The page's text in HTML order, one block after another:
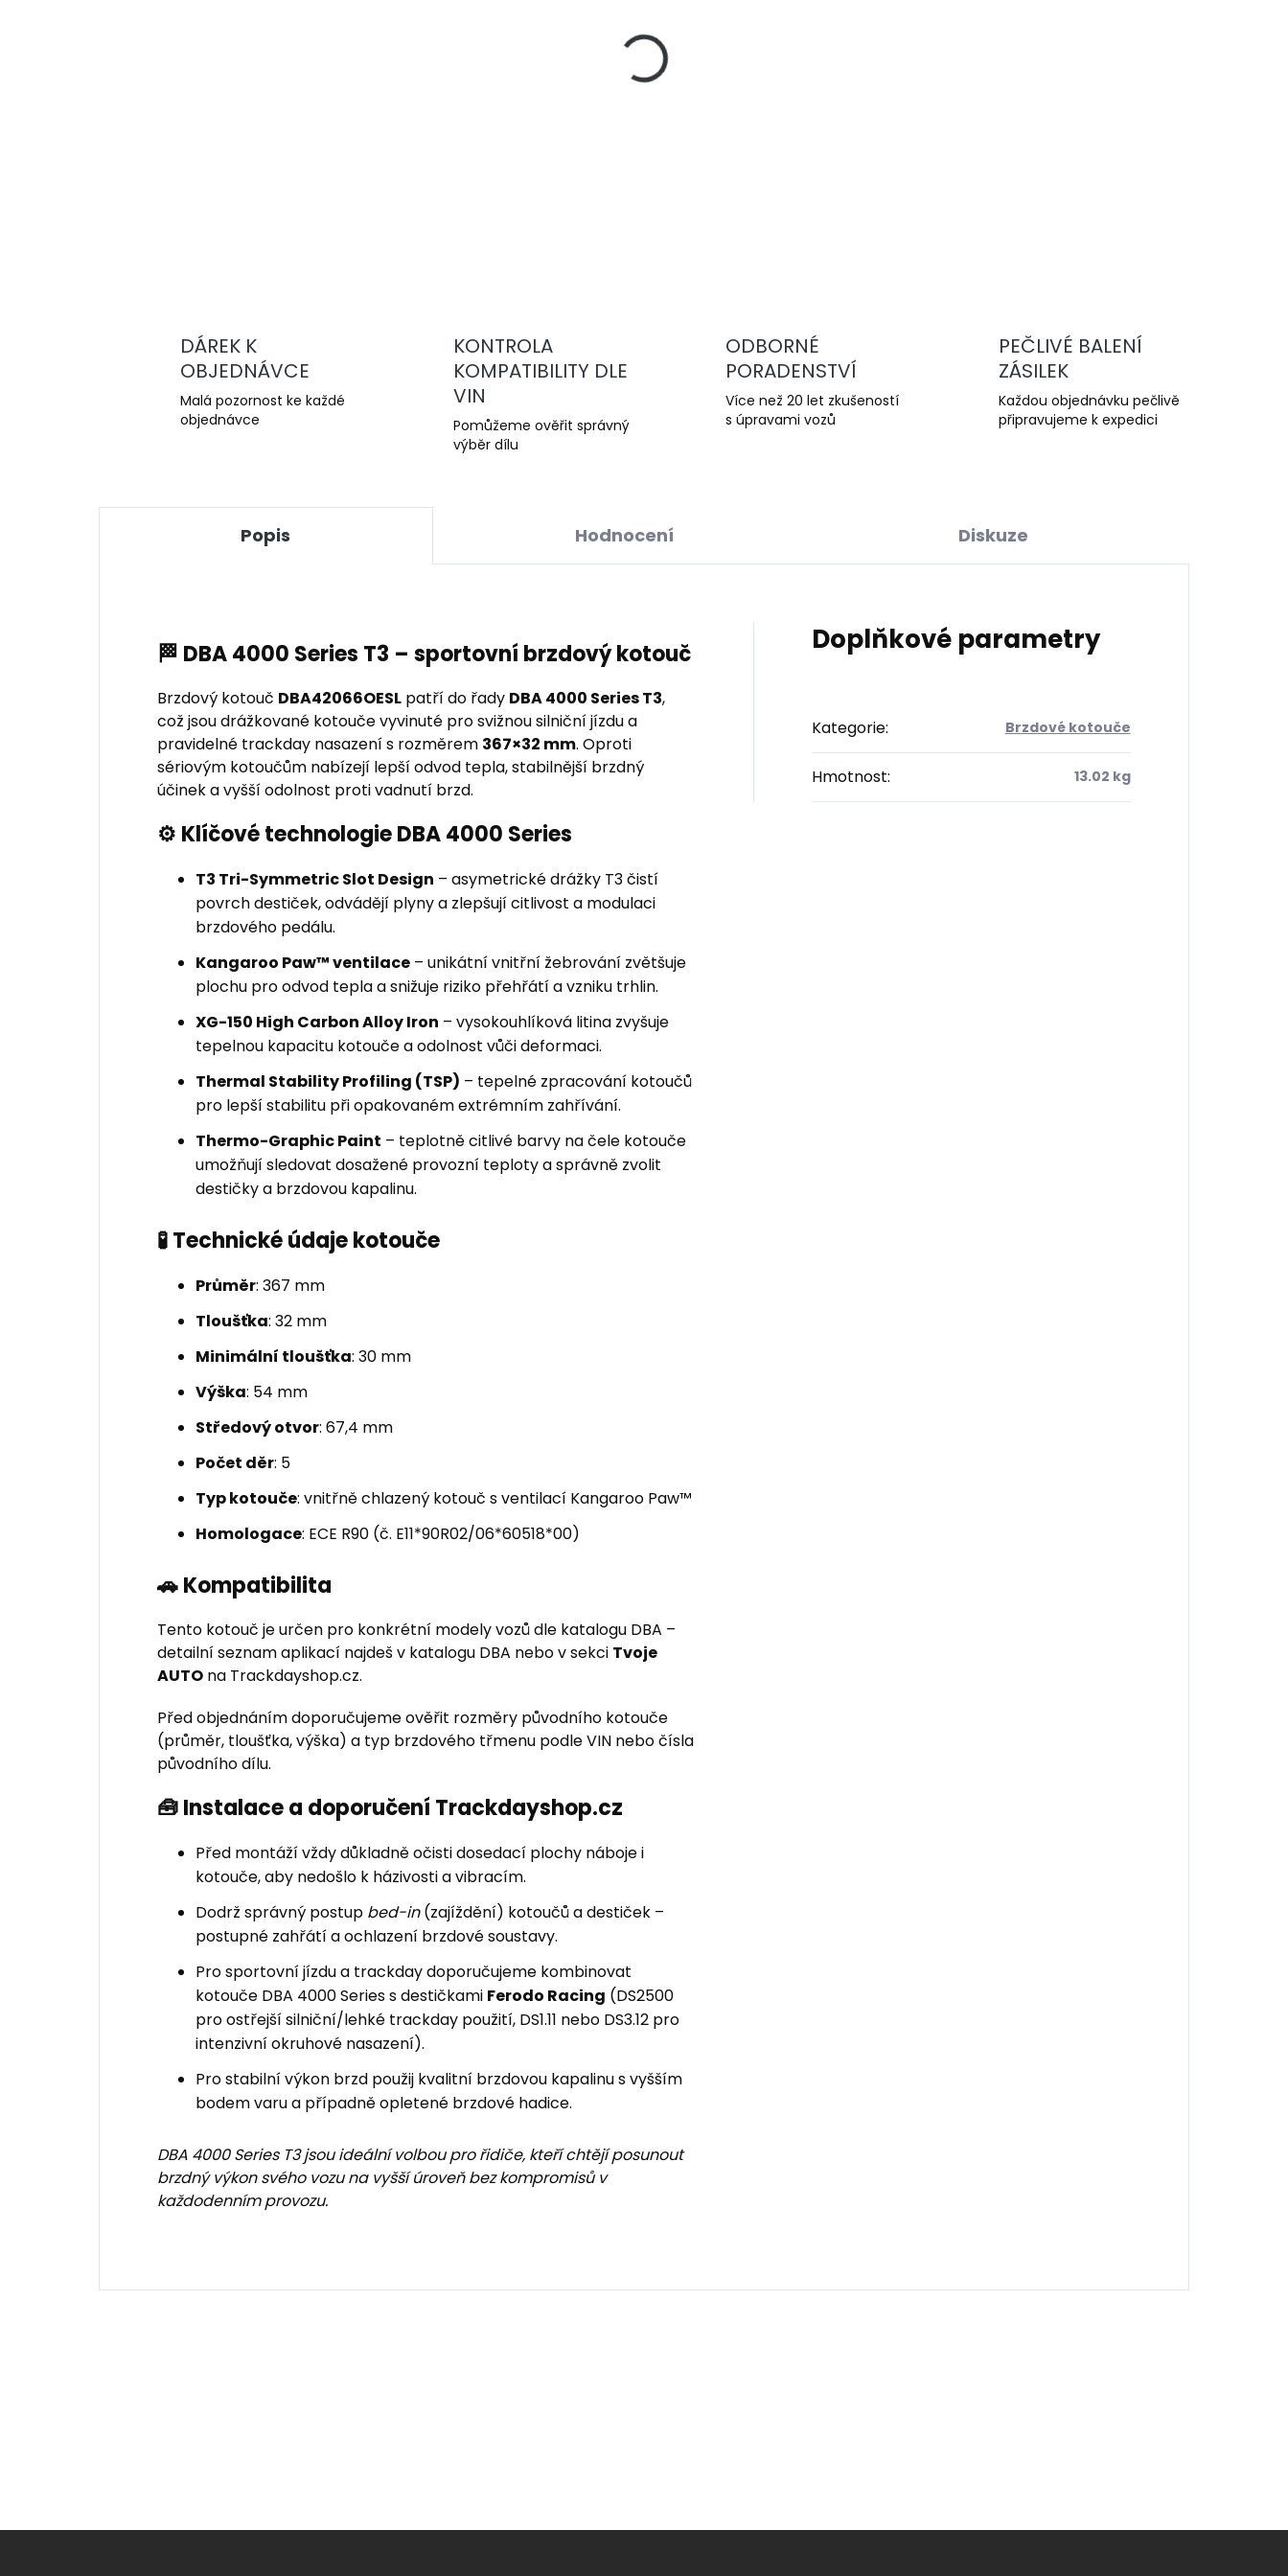
DÁREK K
OBJEDNÁVCE
Malá pozornost ke každé
objednávce
KONTROLA
KOMPATIBILITY DLE
VIN
Pomůžeme ověřit správný
výběr dílu
ODBORNÉ
PORADENSTVÍ
Více než 20 let zkušeností
s úpravami vozů
PEČLIVÉ BALENÍ
ZÁSILEK
Každou objednávku pečlivě
připravujeme k expedici
Popis Hodnocení Diskuze
🏁 DBA 4000 Series T3 – sportovní brzdový kotouč
Brzdový kotouč DBA42066OESL patří do řady DBA 4000 Series T3,
což jsou drážkované kotouče vyvinuté pro svižnou silniční jízdu a
pravidelné trackday nasazení s rozměrem 367×32 mm. Oproti
sériovým kotoučům nabízejí lepší odvod tepla, stabilnější brzdný
účinek a vyšší odolnost proti vadnutí brzd.
⚙️ Klíčové technologie DBA 4000 Series
T3 Tri-Symmetric Slot Design – asymetrické drážky T3 čistí
povrch destiček, odvádějí plyny a zlepšují citlivost a modulaci
brzdového pedálu.
Kangaroo Paw™ ventilace – unikátní vnitřní žebrování zvětšuje
plochu pro odvod tepla a snižuje riziko přehřátí a vzniku trhlin.
XG-150 High Carbon Alloy Iron – vysokouhlíková litina zvyšuje
tepelnou kapacitu kotouče a odolnost vůči deformaci.
Thermal Stability Profiling (TSP) – tepelné zpracování kotoučů
pro lepší stabilitu při opakovaném extrémním zahřívání.
Thermo-Graphic Paint – teplotně citlivé barvy na čele kotouče
umožňují sledovat dosažené provozní teploty a správně zvolit
destičky a brzdovou kapalinu.
🧪 Technické údaje kotouče
Průměr: 367 mm
Tloušťka: 32 mm
Minimální tloušťka: 30 mm
Výška: 54 mm
Středový otvor: 67,4 mm
Počet děr: 5
Typ kotouče: vnitřně chlazený kotouč s ventilací Kangaroo Paw™
Homologace: ECE R90 (č. E11*90R02/06*60518*00)
🚗 Kompatibilita
Tento kotouč je určen pro konkrétní modely vozů dle katalogu DBA –
detailní seznam aplikací najdeš v katalogu DBA nebo v sekci Tvoje
AUTO na Trackdayshop.cz.
Před objednáním doporučujeme ověřit rozměry původního kotouče
(průměr, tloušťka, výška) a typ brzdového třmenu podle VIN nebo čísla
původního dílu.
🧰 Instalace a doporučení Trackdayshop.cz
Před montáží vždy důkladně očisti dosedací plochy náboje i
kotouče, aby nedošlo k házivosti a vibracím.
Dodrž správný postup bed-in(zajíždění) kotoučů a destiček –
postupné zahřátí a ochlazení brzdové soustavy.
Pro sportovní jízdu a trackday doporučujeme kombinovat
kotouče DBA 4000 Series s destičkami Ferodo Racing (DS2500
pro ostřejší silniční/lehké trackday použití, DS1.11 nebo DS3.12 pro
intenzivní okruhové nasazení).
Pro stabilní výkon brzd použij kvalitní brzdovou kapalinu s vyšším
bodem varu a případně opletené brzdové hadice.
DBA 4000 Series T3 jsou ideální volbou pro řidiče, kteří chtějí posunout
brzdný výkon svého vozu na vyšší úroveň bez kompromisů v
každodenním provozu.
Doplňkové parametry
Kategorie: Brzdové kotouče
Hmotnost: 13.02 kg